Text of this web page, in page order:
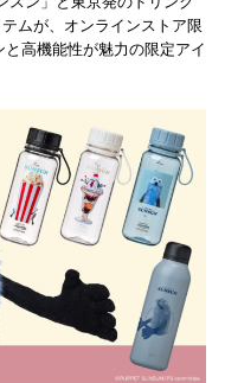
ムが、オンラインストア限
高機能性が魅力の限定アイ